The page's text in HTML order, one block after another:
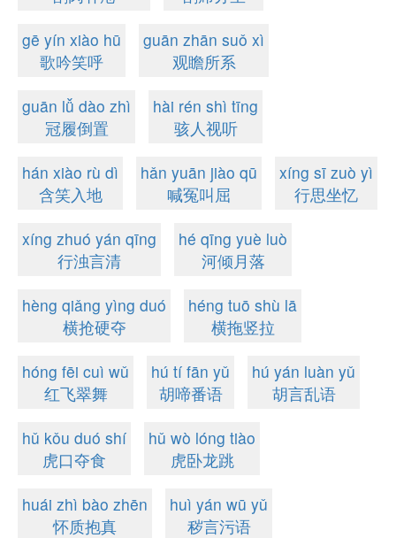
gē yín xiào hū
歌吟笑呼
guān zhān suǒ xì
观瞻所系
guān lǚ dào zhì
冠履倒置
hài rén shì tīng
骇人视听
hán xiào rù dì
含笑入地
hǎn yuān jiào qū
喊冤叫屈
xíng sī zuò yì
行思坐忆
xíng zhuó yán qīng
行浊言清
hé qīng yuè luò
河倾月落
hèng qiǎng yìng duó
横抢硬夺
héng tuō shù lā
横拖竖拉
hóng fēi cuì wǔ
红飞翠舞
hú tí fān yǔ
胡啼番语
hú yán luàn yǔ
胡言乱语
hǔ kǒu duó shí
虎口夺食
hǔ wò lóng tiào
虎卧龙跳
huái zhì bào zhēn
怀质抱真
huì yán wū yǔ
秽言污语